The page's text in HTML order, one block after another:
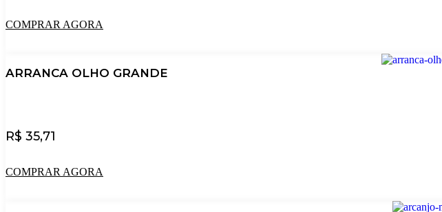
COMPRAR AGORA
ARRANCA OLHO GRANDE
R$ 35,71
COMPRAR AGORA